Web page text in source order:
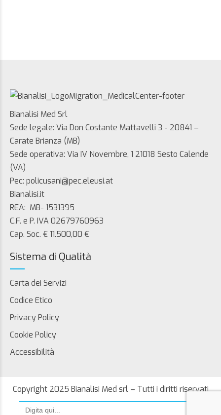
Bianalisi Med Srl
Sede legale: Via Don Costante Mattavelli 3 - 20841 –
Carate Brianza (MB)
Sede operativa: Via IV Novembre, 1 21018 Sesto Calende
(VA)
Pec: policusani@pec.eleusi.at
Bianalisi.it
REA: MB- 1531395
C.F. e P. IVA 02679760963
Cap. Soc. € 11.500,00 €
Sistema di Qualità
Carta dei Servizi
Codice Etico
Privacy Policy
Cookie Policy
Accessibilità
Copyright 2025 Bianalisi Med srl – Tutti i diritti riservati
Search
for: